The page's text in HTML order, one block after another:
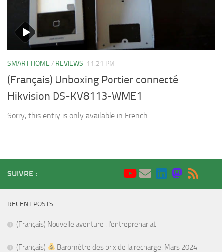
SMART HOME / REVIEWS 11:21 PM
(Français) Unboxing Portier connecté
Hikvision DS-KV8113-WME1
Sorry, this entry is only available in French.
SUIVRE :
RECENT POSTS
(Français) Nouvelle aventure : l’entreprenariat
(Français) Baromètre des prix de la recharge. Mars 2024